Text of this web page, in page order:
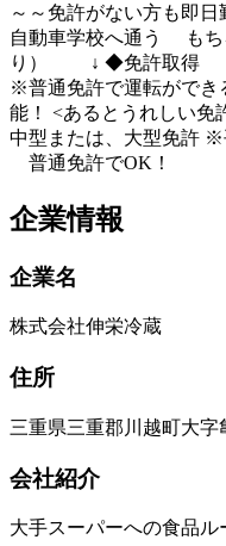
～～免許がない方も即
自動車学校へ通う もち
り） ↓ ◆免許取得 ↓
※普通免許で運転ができ
能！ <あるとうれしい免
中型または、大型免許 ※
普通免許でOK！
企業情報
企業名
株式会社伸栄冷蔵
住所
三重県三重郡川越町大
会社紹介
大手スーパーへの食品ル